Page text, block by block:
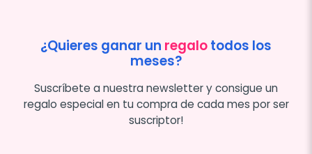
¿Quieres ganar un regalotodos los
meses?
Suscríbete a nuestra newsletter y consigue un
regalo especial en tu compra de cada mes por ser
suscriptor!